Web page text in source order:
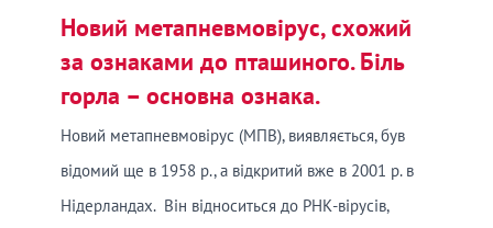
Новий метапневмовірус, схожий
за ознаками до пташиного. Біль
горла – основна ознака.
Новий метапневмовірус (МПВ), виявляється, був
відомий ще в 1958 р., а відкритий вже в 2001 р. в
Нідерландах. Він відноситься до РНК-вірусів,